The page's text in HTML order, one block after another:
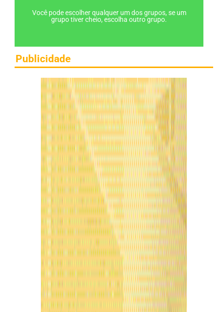
Você pode escolher qualquer um dos grupos, se um
grupo tiver cheio, escolha outro grupo.
Publicidade